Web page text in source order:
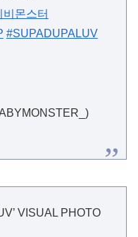
비몬스터
#SUPADUPALUV
VISUAL PHOTO